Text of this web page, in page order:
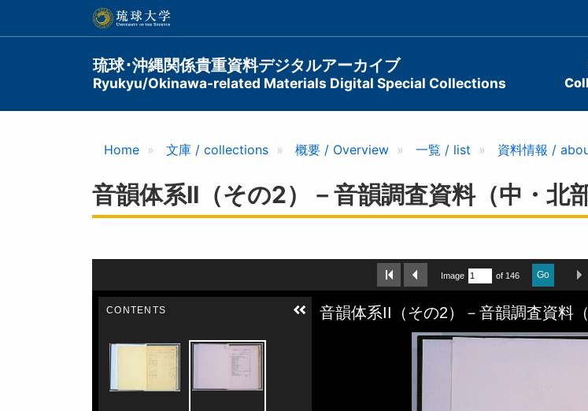
ン
琉球･沖縄関係貴重資料デジタルアーカイブ
Ryukyu/Okinawa-related Materials Digital Special Collections
Main
navigation
Home 文庫 / collections 概要 / Overview 一覧 / list 資料情報 /
音韻体系II（その2）－音韻調査資料（中・北